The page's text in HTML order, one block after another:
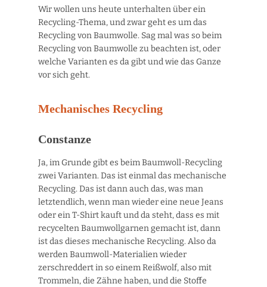
Wir wollen uns heute unterhalten über ein
Recycling-Thema, und zwar geht es um das
Recycling von Baumwolle. Sag mal was so beim
Recycling von Baumwolle zu beachten ist, oder
welche Varianten es da gibt und wie das Ganze
vor sich geht.
Mechanisches Recycling
Constanze
Ja, im Grunde gibt es beim Baumwoll-Recycling
zwei Varianten. Das ist einmal das mechanische
Recycling. Das ist dann auch das, was man
letztendlich, wenn man wieder eine neue Jeans
oder ein T-Shirt kauft und da steht, dass es mit
recycelten Baumwollgarnen gemacht ist, dann
ist das dieses mechanische Recycling. Also da
werden Baumwoll-Materialien wieder
zerschreddert in so einem Reißwolf, also mit
Trommeln, die Zähne haben, und die Stoffe